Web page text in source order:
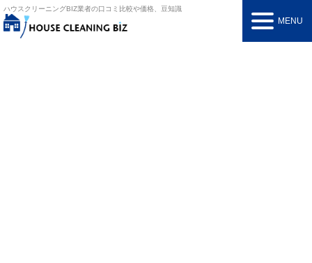
ハウスクリーニングBIZ業者の口コミ比較や価格、豆知識
MENU